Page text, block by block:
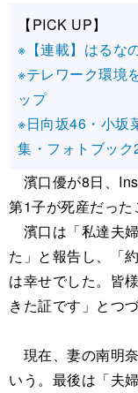
【PICK UP】
※【連載】はるな
※テレワーク環境
ップ
※日向坂46・小
集・フォトブック
濱口優が8日、
第1子が死産だった
濱口は「私達夫
た」と報告し、「
は幸せでした。皆
きた証です」とつづ
現在、妻の南明
いう。最後は「夫